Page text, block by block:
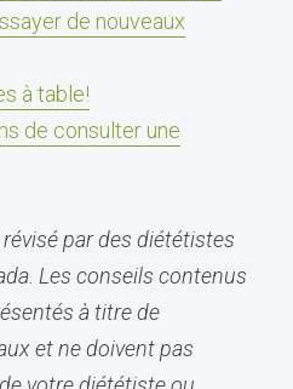
de nouveaux
à table!
de consulter une
par des diététistes
Les conseils contenus
à titre de
et ne doivent pas